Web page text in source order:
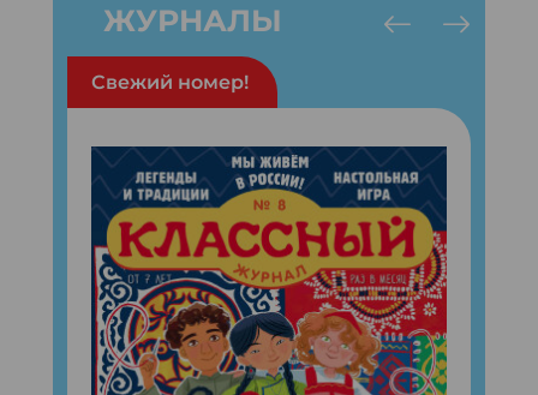
ЖУРНАЛЫ
Свежий номер!